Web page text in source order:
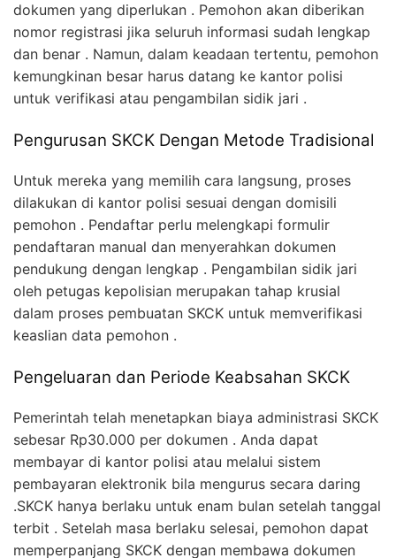
dokumen yang diperlukan . Pemohon akan diberikan
nomor registrasi jika seluruh informasi sudah lengkap
dan benar . Namun, dalam keadaan tertentu, pemohon
kemungkinan besar harus datang ke kantor polisi
untuk verifikasi atau pengambilan sidik jari .
Pengurusan SKCK Dengan Metode Tradisional
Untuk mereka yang memilih cara langsung, proses
dilakukan di kantor polisi sesuai dengan domisili
pemohon . Pendaftar perlu melengkapi formulir
pendaftaran manual dan menyerahkan dokumen
pendukung dengan lengkap . Pengambilan sidik jari
oleh petugas kepolisian merupakan tahap krusial
dalam proses pembuatan SKCK untuk memverifikasi
keaslian data pemohon .
Pengeluaran dan Periode Keabsahan SKCK
Pemerintah telah menetapkan biaya administrasi SKCK
sebesar Rp30.000 per dokumen . Anda dapat
membayar di kantor polisi atau melalui sistem
pembayaran elektronik bila mengurus secara daring
.SKCK hanya berlaku untuk enam bulan setelah tanggal
terbit . Setelah masa berlaku selesai, pemohon dapat
memperpanjang SKCK dengan membawa dokumen